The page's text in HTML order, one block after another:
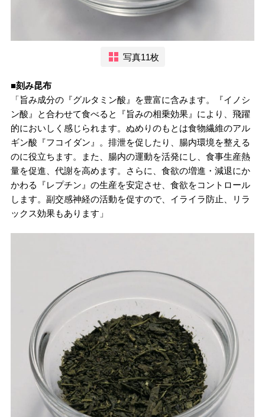
写真11枚
■刻み昆布
「旨み成分の『グルタミン酸』を豊富に含みます。『イノシ
ン酸』と合わせて食べると『旨みの相乗効果』により、飛躍
的においしく感じられます。ぬめりのもとは食物繊維のアル
ギン酸『フコイダン』。排泄を促したり、腸内環境を整える
のに役立ちます。また、腸内の運動を活発にし、食事生産熱
量を促進、代謝を高めます。さらに、食欲の増進・減退にか
かわる『レプチン』の生産を安定させ、食欲をコントロール
します。副交感神経の活動を促すので、イライラ防止、リラ
ックス効果もあります」